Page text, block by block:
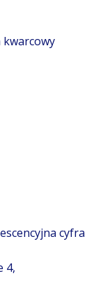
kwarcowy
cyfra
4,